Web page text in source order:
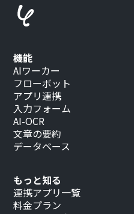
もっと知る
連携アプリ一覧
料金プラン
機能
AIワーカー
フローボット
アプリ連携
入力フォーム
AI-OCR
文章の要約
データベース